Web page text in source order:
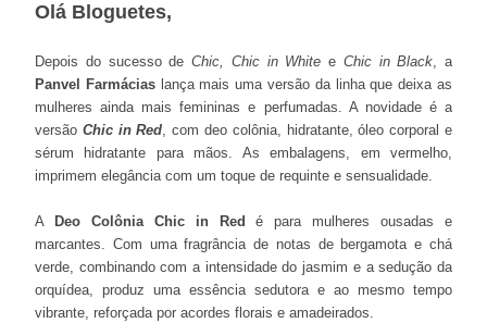
Olá Bloguetes,
Depois do sucesso de Chic, Chic in White e Chic in Black, a
Panvel Farmáciaslança mais uma versão da linha que deixa as
mulheres ainda mais femininas e perfumadas. A novidade é a
versão Chic in Red, com deo colônia, hidratante, óleo corporal e
sérum hidratante para mãos. As embalagens, em vermelho,
imprimem elegância com um toque de requinte e sensualidade.
A Deo Colônia Chic in Red
é para mulheres ousadas e
marcantes. Com uma fragrância de notas de bergamota e chá
verde, combinando com a intensidade do jasmim e a sedução da
orquídea, produz uma essência sedutora e ao mesmo tempo
vibrante, reforçada por acordes florais e amadeirados.